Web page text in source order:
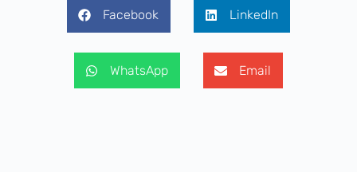
Facebook LinkedIn
WhatsApp Email